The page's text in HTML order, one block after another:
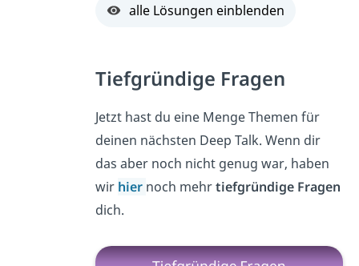
alle Lösungen einblenden
Tiefgründige Fragen
Jetzt hast du eine Menge Themen für
deinen nächsten Deep Talk. Wenn dir
das aber noch nicht genug war, haben
wir hier noch mehrtiefgründige Fragen
dich.